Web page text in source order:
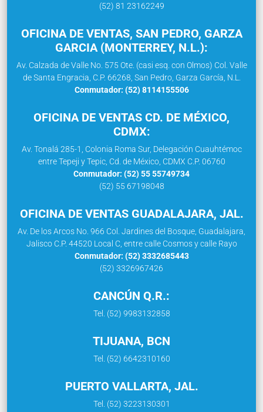
(52) 81 23162249
OFICINA DE VENTAS, SAN PEDRO, GARZA
GARCIA (MONTERREY, N.L.):
Av. Calzada de Valle No. 575 Ote. (casi esq. con Olmos) Col. Valle
de Santa Engracia, C.P. 66268, San Pedro, Garza García, N.L.
Conmutador: (52) 8114155506
OFICINA DE VENTAS CD. DE MÉXICO,
CDMX:
Av. Tonalá 285-1, Colonia Roma Sur, Delegación Cuauhtémoc
entre Tepeji y Tepic, Cd. de México, CDMX C.P. 06760
Conmutador: (52) 55 55749734
(52) 55 67198048
OFICINA DE VENTAS GUADALAJARA, JAL.
Av. De los Arcos No. 966 Col. Jardines del Bosque, Guadalajara,
Jalisco C.P. 44520 Local C, entre calle Cosmos y calle Rayo
Conmutador: (52) 3332685443
(52) 3326967426
CANCÚN Q.R.:
Tel. (52) 9983132858
TIJUANA, BCN
Tel. (52) 6642310160
PUERTO VALLARTA, JAL.
Tel. (52) 3223130301